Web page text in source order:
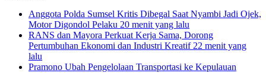
Anggota Polda Sumsel Kritis Dibegal Saat Nyambi Jadi Ojek,
Motor Digondol Pelaku 20 menit yang lalu
RANS dan Mayora Perkuat Kerja Sama, Dorong
Pertumbuhan Ekonomi dan Industri Kreatif 22 menit yang
lalu
Pramono Ubah Pengelolaan Transportasi ke Kepulauan